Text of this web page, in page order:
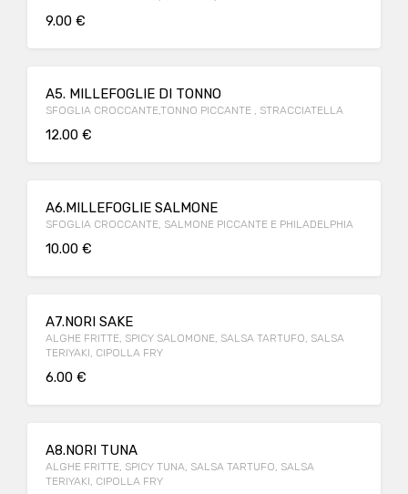
9.00 €
A5. MILLEFOGLIE DI TONNO
SFOGLIA CROCCANTE,TONNO PICCANTE , STRACCIATELLA
12.00 €
A6.MILLEFOGLIE SALMONE
SFOGLIA CROCCANTE, SALMONE PICCANTE E PHILADELPHIA
10.00 €
A7.NORI SAKE
ALGHE FRITTE, SPICY SALOMONE, SALSA TARTUFO, SALSA
TERIYAKI, CIPOLLA FRY
6.00 €
A8.NORI TUNA
ALGHE FRITTE, SPICY TUNA, SALSA TARTUFO, SALSA
TERIYAKI, CIPOLLA FRY